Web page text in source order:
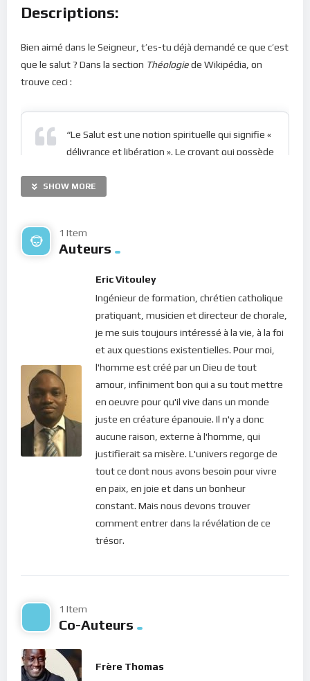
Descriptions:
Bien aimé dans le Seigneur, t’es-tu déjà demandé ce que c’est
que le salut ? Dans la section Théologiede Wikipédia, on
trouve ceci :
“Le Salut est une notion spirituelle qui signifie «
délivrance et libération ». Le croyant qui possède
péché, de l’insatisfaction et de la condamnation
miséricorde, Jésus continue de nous appeler :
Venez à moi, vous tous qui peinez et ployez
A travers cet enseignement, je fais une lecture commentée
d’un excellent article écrit par le Frère Thomas, Moine
Bénédictin de l’Abbaye de Keur Moussa au Sénégal. Il décrit en
détail comment acquérir ou retrouver cette paix intérieure
SHOW MORE
1 Item
Auteurs
Eric Vitouley
Ingénieur de formation, chrétien catholique
pratiquant, musicien et directeur de chorale,
je me suis toujours intéressé à la vie, à la foi
et aux questions existentielles. Pour moi,
l'homme est créé par un Dieu de tout
amour, infiniment bon qui a su tout mettre
en oeuvre pour qu'il vive dans un monde
juste en créature épanouie. Il n'y a donc
aucune raison, externe à l'homme, qui
justifierait sa misère. L'univers regorge de
tout ce dont nous avons besoin pour vivre
en paix, en joie et dans un bonheur
constant. Mais nous devons trouver
comment entrer dans la révélation de ce
trésor.
1 Item
Co-Auteurs
Frère Thomas